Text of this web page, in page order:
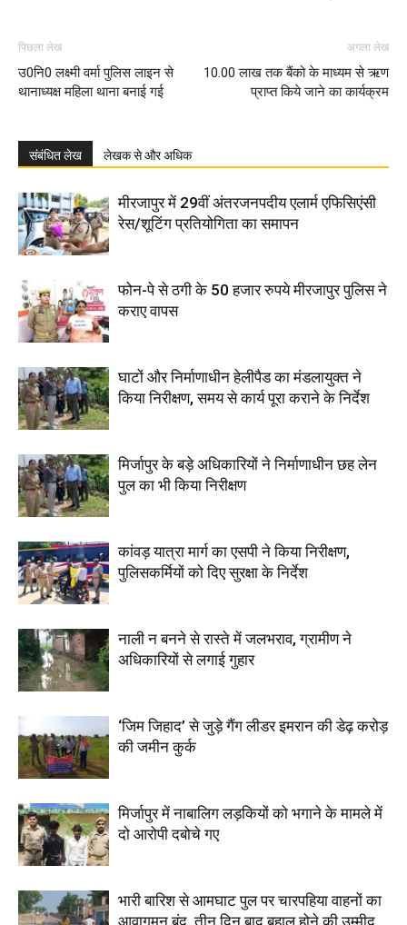
पिछला लेख
उ0नि0 लक्ष्मी वर्मा पुलिस लाइन से
थानाध्यक्ष महिला थाना बनाई गई
अगला लेख
10.00 लाख तक बैंको के माध्यम से ऋण
प्राप्त किये जाने का कार्यक्रम
संबंधित लेख लेखक से और अधिक
मीरजापुर में 29वीं अंतरजनपदीय एलार्म एफिसिएंसी
रेस/शूटिंग प्रतियोगिता का समापन
फोन-पे से ठगी के 50 हजार रुपये मीरजापुर पुलिस ने
कराए वापस
घाटों और निर्माणाधीन हेलीपैड का मंडलायुक्त ने
किया निरीक्षण, समय से कार्य पूरा कराने के निर्देश
मिर्जापुर के बड़े अधिकारियों ने निर्माणाधीन छह लेन
पुल का भी किया निरीक्षण
कांवड़ यात्रा मार्ग का एसपी ने किया निरीक्षण,
पुलिसकर्मियों को दिए सुरक्षा के निर्देश
नाली न बनने से रास्ते में जलभराव, ग्रामीण ने
अधिकारियों से लगाई गुहार
‘जिम जिहाद’ से जुड़े गैंग लीडर इमरान की डेढ़ करोड़
की जमीन कुर्क
मिर्जापुर में नाबालिग लड़कियों को भगाने के मामले में
दो आरोपी दबोचे गए
भारी बारिश से आमघाट पुल पर चारपहिया वाहनों का
आवागमन बंद, तीन दिन बाद बहाल होने की उम्मीद